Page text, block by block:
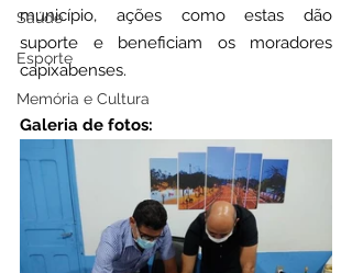
Saúde
Esporte
Memória e Cultura
município, ações como estas dão
suporte e beneficiam os moradores
capixabenses.
Galeria de fotos: